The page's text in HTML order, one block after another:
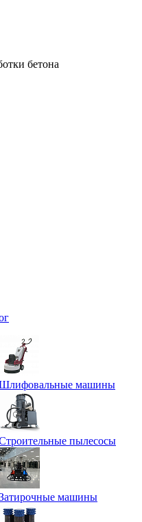
бетона
машины
пылесосы
машины